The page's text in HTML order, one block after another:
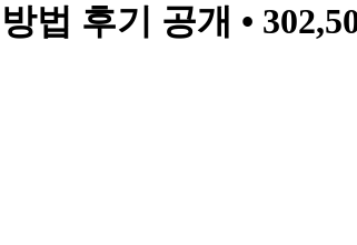
법 후기 공개 •